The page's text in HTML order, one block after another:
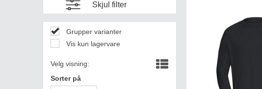
Skjul filter
Grupper varianter
Vis kun lagervare
Velg visning:
Sorter på